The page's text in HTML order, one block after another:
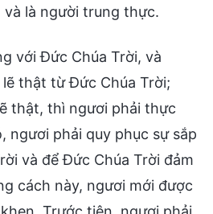
là người trung thực.
với Đức Chúa Trời, và
thật từ Đức Chúa Trời;
thật, thì ngươi phải thực
ngươi phải quy phục sự sắp
và để Đức Chúa Trời đảm
cách này, ngươi mới được